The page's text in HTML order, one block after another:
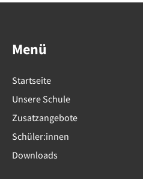
Menü
Startseite
Unsere Schule
Zusatzangebote
Schüler:innen
Downloads